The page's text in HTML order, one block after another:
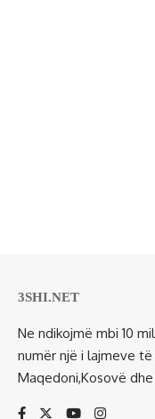
3SHI.NET
Ne ndikojmë mbi 10
numër një i lajmeve
Maqedoni,Kosovë